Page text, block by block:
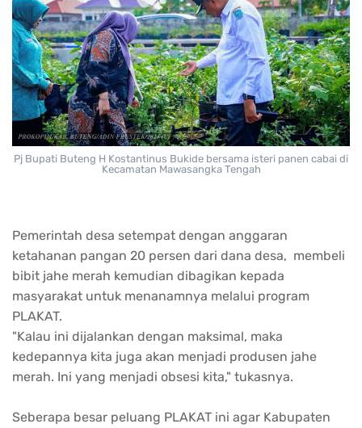
Pj Bupati Buteng H Kostantinus Bukide bersama isteri panen cabai di
Kecamatan Mawasangka Tengah
Pemerintah desa setempat dengan anggaran
ketahanan pangan 20 persen dari dana desa, membeli
bibit jahe merah kemudian dibagikan kepada
masyarakat untuk menanamnya melalui program
PLAKAT.
"Kalau ini dijalankan dengan maksimal, maka
kedepannya kita juga akan menjadi produsen jahe
merah. Ini yang menjadi obsesi kita," tukasnya.
Seberapa besar peluang PLAKAT ini agar Kabupaten